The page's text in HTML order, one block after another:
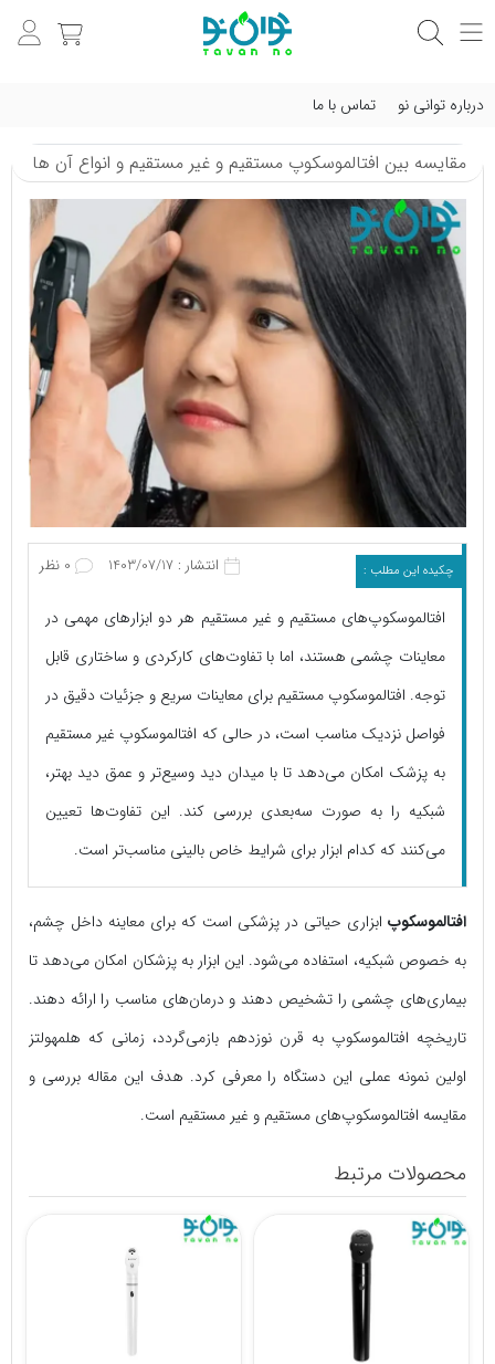
درباره توانی نو تماس با ما
مقایسه بین افتالموسکوپ مستقیم و غیر مستقیم و انواع آن ها
چکیده این مطلب : انتشار : 1403/07/17
افتالموسکوپ‌های مستقیم و غیر مستقیم هر دو ابزارهای مهمی در
معاینات چشمی هستند، اما با تفاوت‌های کارکردی و ساختاری قابل
توجه. افتالموسکوپ مستقیم برای معاینات سریع و جزئیات دقیق در
فواصل نزدیک مناسب است، در حالی که افتالموسکوپ غیر مستقیم
به پزشک امکان می‌دهد تا با میدان دید وسیع‌تر و عمق دید بهتر،
شبکیه را به صورت سه‌بعدی بررسی کند. این تفاوت‌ها تعیین
می‌کنند که کدام ابزار برای شرایط خاص بالینی مناسب‌تر است.
افتالموسکوپ ابزاری حیاتی در پزشکی است که برای معاینه داخل چشم،
به خصوص شبکیه، استفاده می‌شود. این ابزار به پزشکان امکان می‌دهد تا
بیماری‌های چشمی را تشخیص دهند و درمان‌های مناسب را ارائه دهند.
تاریخچه افتالموسکوپ به قرن نوزدهم بازمی‌گردد، زمانی که هلمهولتز
اولین نمونه عملی این دستگاه را معرفی کرد. هدف این مقاله بررسی و
مقایسه افتالموسکوپ‌های مستقیم و غیر مستقیم است.
محصولات مرتبط